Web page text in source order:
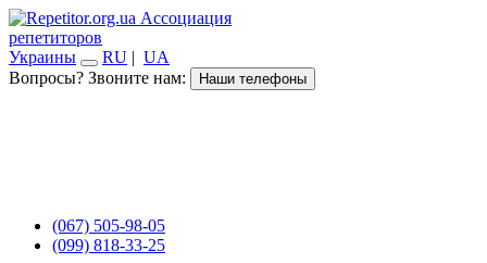
Ассоциация
репетиторов
Украины
RU | UA
Вопросы? Звоните нам:
Наши телефоны
(067) 505-98-05
(099) 818-33-25